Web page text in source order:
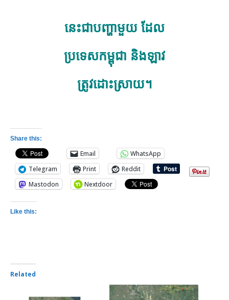
នេះជាបញ្ហាមួយ ដែល
ប្រទេសកម្ពុជា និងឡាវ
ត្រូវដោះស្រាយ។
Share this:
Email
WhatsApp
Telegram
Print
Reddit
Mastodon
Nextdoor
Like this:
Related